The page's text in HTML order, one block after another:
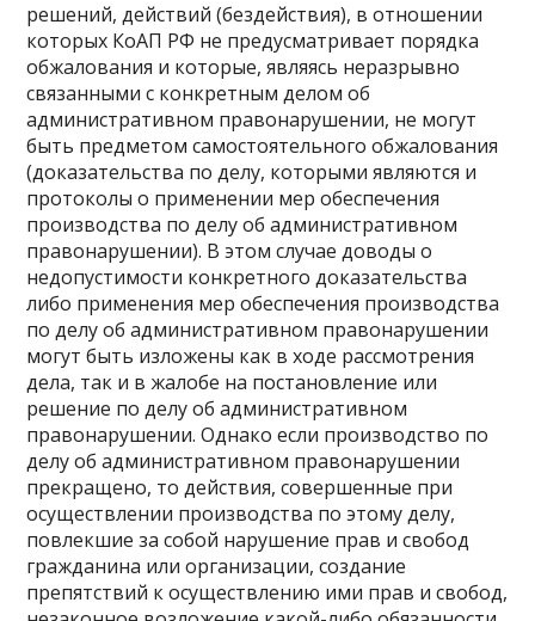
решений, действий (бездействия), в отношении
которых КоАП РФ не предусматривает порядка
обжалования и которые, являясь неразрывно
связанными с конкретным делом об
административном правонарушении, не могут
быть предметом самостоятельного обжалования
(доказательства по делу, которыми являются и
протоколы о применении мер обеспечения
производства по делу об административном
правонарушении). В этом случае доводы о
недопустимости конкретного доказательства
либо применения мер обеспечения производства
по делу об административном правонарушении
могут быть изложены как в ходе рассмотрения
дела, так и в жалобе на постановление или
решение по делу об административном
правонарушении. Однако если производство по
делу об административном правонарушении
прекращено, то действия, совершенные при
осуществлении производства по этому делу,
повлекшие за собой нарушение прав и свобод
гражданина или организации, создание
препятствий к осуществлению ими прав и свобод,